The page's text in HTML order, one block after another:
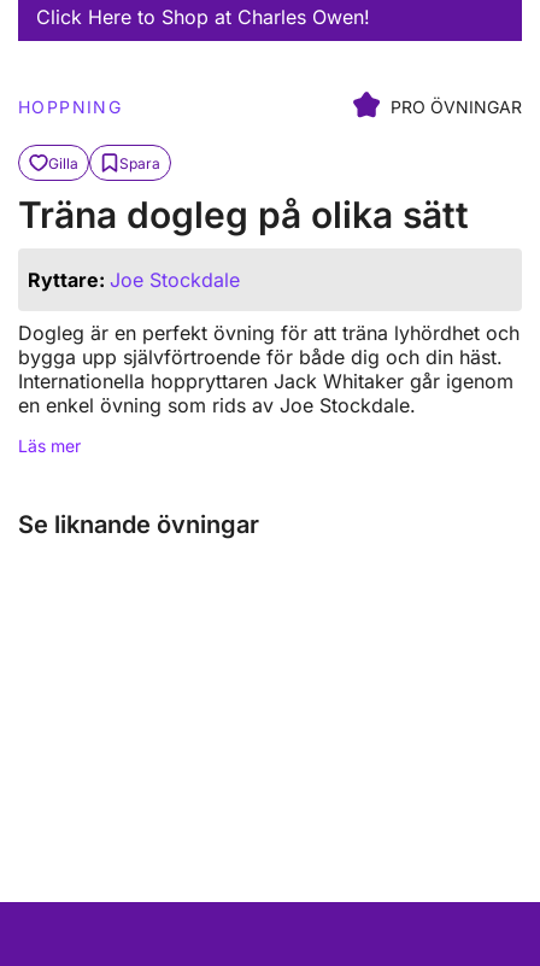
Click Here to Shop at Charles Owen!
HOPPNING PRO ÖVNINGAR
Gilla Spara
Träna dogleg på olika sätt
Dogleg är en perfekt övning för att träna lyhördhet och
bygga upp självförtroende för både dig och din häst.
Internationella hoppryttaren Jack Whitaker går igenom
en enkel övning som rids av Joe Stockdale.
Läs mer
Ryttare: Joe Stockdale
Se liknande övningar